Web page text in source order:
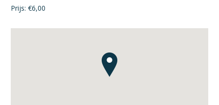
Prijs: €6,00